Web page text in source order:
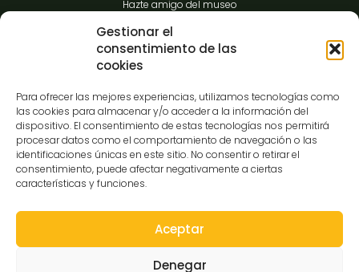
Gestionar el
consentimiento de las
cookies
Para ofrecer las mejores experiencias, utilizamos tecnologías como
las cookies para almacenar y/o acceder a la información del
dispositivo. El consentimiento de estas tecnologías nos permitirá
procesar datos como el comportamiento de navegación o las
identificaciones únicas en este sitio. No consentir o retirar el
consentimiento, puede afectar negativamente a ciertas
características y funciones.
Aceptar
Denegar
Hazte amigo del museo
Transparencia
C/Gibraltar,14
37008-Salamanca